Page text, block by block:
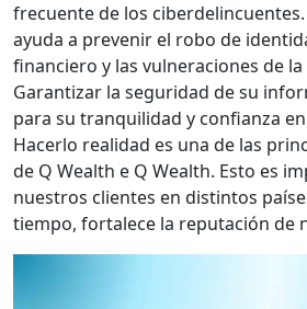
frecuente de los
ayuda a prevenir el robo de
financiero y las vulneraciones de
Garantizar la seguridad de su
para su tranquilidad y confianza
Hacerlo realidad es una de las
de Q Wealth e Q Wealth. Esto es
nuestros clientes en distintos
tiempo, fortalece la reputación de